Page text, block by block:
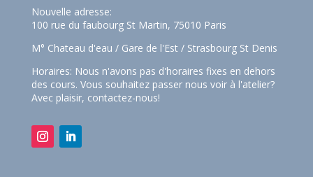
Nouvelle adresse:
100 rue du faubourg St Martin, 75010 Paris
M° Chateau d'eau / Gare de l'Est / Strasbourg St Denis
Horaires: Nous n'avons pas d'horaires fixes en dehors
des cours. Vous souhaitez passer nous voir à l'atelier?
Avec plaisir, contactez-nous!